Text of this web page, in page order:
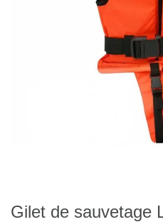
Gilet de sauvetage